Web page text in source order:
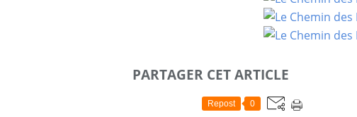
PARTAGER CET ARTICLE
Repost 0